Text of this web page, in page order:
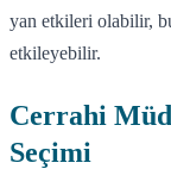
yan etkileri olabilir,
etkileyebilir.
Cerrahi
Seçimi